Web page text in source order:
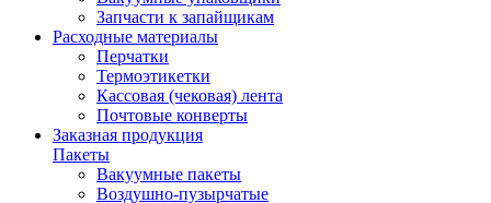
Запчасти к запайщикам
Расходные материалы
Перчатки
Термоэтикетки
Кассовая (чековая) лента
Почтовые конверты
Заказная продукция
Пакеты
Вакуумные пакеты
Воздушно-пузырчатые